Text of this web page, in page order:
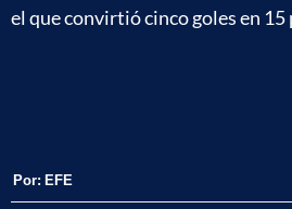
el que convirtió cinco goles en
Por: EFE